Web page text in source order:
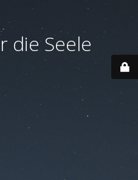
die Seele